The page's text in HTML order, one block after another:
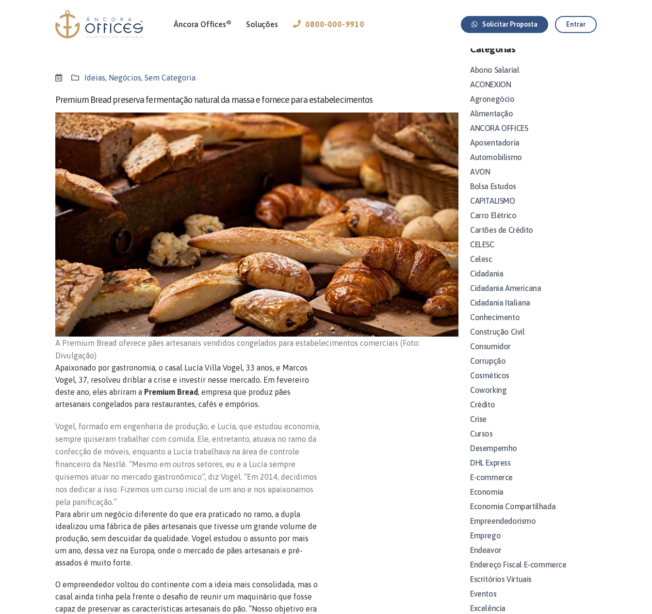
Âncora Offices® Soluções 0800-000-9910 Solicitar Proposta Entrar
Ideias, Negócios, Sem Categoria
Premium Bread preserva fermentação natural da massa e fornece para estabelecimentos
A Premium Bread oferece pães artesanais vendidos congelados para estabelecimentos comerciais (Foto:
Divulgação)
Apaixonado por gastronomia, o casal Lucía Villa Vogel, 33 anos, e Marcos
Vogel, 37, resolveu driblar a crise e investir nesse mercado. Em fevereiro
deste ano, eles abriram a Premium Bread, empresa que produz pães
artesanais congelados para restaurantes, cafés e empórios.
Vogel, formado em engenharia de produção, e Lucía, que estudou economia,
sempre quiseram trabalhar com comida. Ele, entretanto, atuava no ramo da
confecção de móveis, enquanto a Lucía trabalhava na área de controle
financeiro da Nestlé. “Mesmo em outros setores, eu e a Lucía sempre
quisemos atuar no mercado gastronômico”, diz Vogel. “Em 2014, decidimos
nos dedicar a isso. Fizemos um curso inicial de um ano e nos apaixonamos
pela panificação.”
Para abrir um negócio diferente do que era praticado no ramo, a dupla
idealizou uma fábrica de pães artesanais que tivesse um grande volume de
produção, sem descuidar da qualidade. Vogel estudou o assunto por mais
um ano, dessa vez na Europa, onde o mercado de pães artesanais e pré-
assados é muito forte.
O empreendedor voltou do continente com a ideia mais consolidada, mas o
casal ainda tinha pela frente o desafio de reunir um maquinário que fosse
capaz de preservar as características artesanais do pão. “Nosso objetivo era
Categorias
Abono Salarial
ACONEXION
Agronegócio
Alimentação
ANCORA OFFICES
Aposentadoria
Automobilismo
AVON
Bolsa Estudos
CAPITALISMO
Carro Elétrico
Cartões de Crédito
CELESC
Celesc
Cidadania
Cidadania Americana
Cidadania Italiana
Conhecimento
Construção Civil
Consumidor
Corrupção
Cosméticos
Coworking
Crédito
Crise
Cursos
Desempemho
DHL Express
E-commerce
Economia
Economia Compartilhada
Empreendedorismo
Emprego
Endeavor
Endereço Fiscal E-commerce
Escritórios Virtuais
Eventos
Excelência